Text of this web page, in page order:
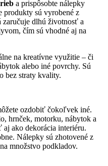
a prispôsobte nálepky
produkty sú vyrobené z
zaručuje dlhú životnosť a
čím sú vhodné aj na
na kreatívne využitie – či
alebo iné povrchy. Sú
bez straty kvality.
ozdobiť čokoľvek iné.
hrnček, motorku, nábytok a
ako dekorácia interiéru.
Nálepky sú zhotovené z
množstvo podkladov.